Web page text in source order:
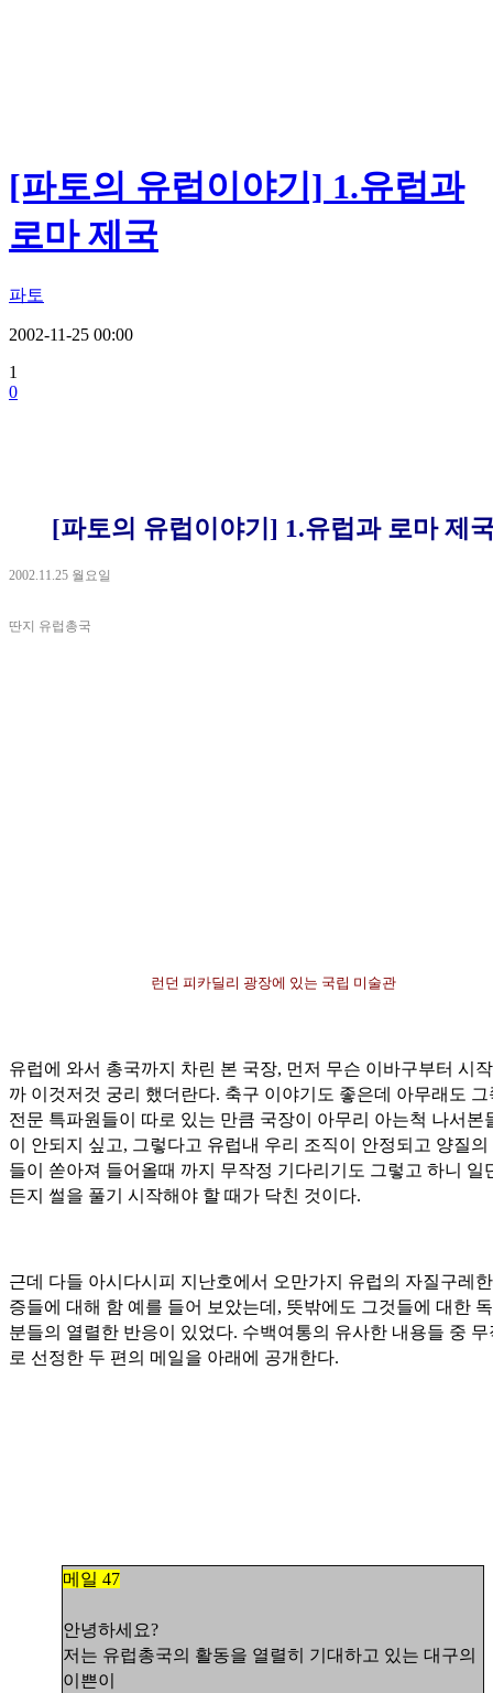
[파토의 유럽이야기] 1.유럽과
로마 제국
파토
2002-11-25 00:00
1
0
[파토의 유럽이야기] 1.유럽과 로마 제
2002.11.25 월요일
딴지 유럽총국
런던 피카딜리 광장에 있는 국립 미술관
유럽에 와서 총국까지 차린 본 국장, 먼저 무슨 이바구부터 시
까 이것저것 궁리 했더란다. 축구 이야기도 좋은데 아무래도 그
전문 특파원들이 따로 있는 만큼 국장이 아무리 아는척 나서본
이 안되지 싶고, 그렇다고 유럽내 우리 조직이 안정되고 양질의
들이 쏟아져 들어올때 까지 무작정 기다리기도 그렇고 하니 일
든지 썰을 풀기 시작해야 할 때가 닥친 것이다.
근데 다들 아시다시피 지난호에서 오만가지 유럽의 자질구레
증들에 대해 함 예를 들어 보았는데, 뜻밖에도 그것들에 대한
분들의 열렬한 반응이 있었다. 수백여통의 유사한 내용들 중 무
로 선정한 두 편의 메일을 아래에 공개한다.
메일 47
안녕하세요?
저는 유럽총국의 활동을 열렬히 기대하고 있는 대구의
이쁜이